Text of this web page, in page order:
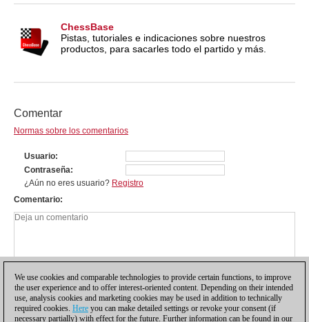
ChessBase
Pistas, tutoriales e indicaciones sobre nuestros
productos, para sacarles todo el partido y más.
Comentar
Normas sobre los comentarios
Usuario
Contraseña
¿Aún no eres usuario? Registro
Comentario
We use cookies and comparable technologies to provide certain functions, to improve
the user experience and to offer interest-oriented content. Depending on their intended
use, analysis cookies and marketing cookies may be used in addition to technically
required cookies. Here you can make detailed settings or revoke your consent (if
necessary partially) with effect for the future. Further information can be found in our